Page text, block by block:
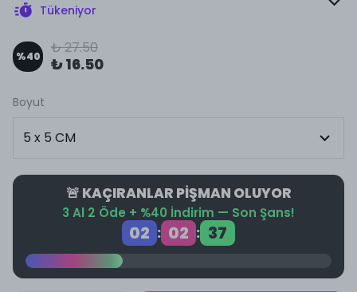
Tükeniyor
%40 ₺ 27.50
₺ 16.50
Boyut
🚨 KAÇIRANLAR PİŞMAN OLUYOR
3 Al 2 Öde + %40 İndirim — Son Şans!
02 : 02 : 37